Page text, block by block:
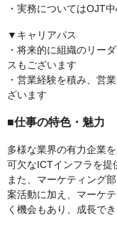
・実務についてはOJT
▼キャリアパス
・将来的に組織のリー
スもございます
・営業経験を積み、営
ざいます
■仕事の特色・魅力
多様な業界の有力企業
可欠なICTインフラを提
また、マーケティング
案活動に加え、マーケ
く機会もあり、成長でき